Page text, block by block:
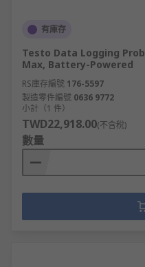
有庫存
Testo Data Logging
Max, Battery-Powered
RS庫存編號 176-5597
製造零件編號 0636 9772
小計（1 件）
TWD22,918.00(不含稅)
數量